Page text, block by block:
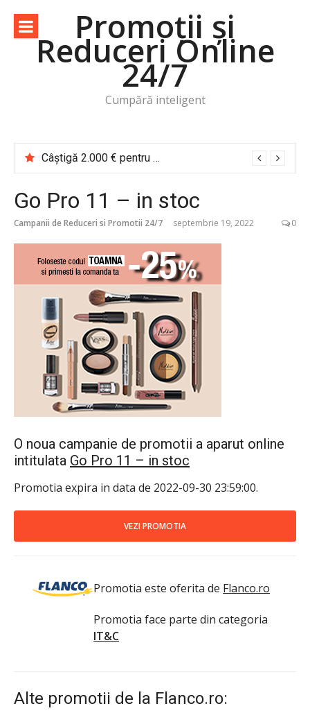
conținut
Promoții și
Reduceri Online
24/7
Cumpără inteligent
Câștigă 2.000 € pentru o vacanță de cititor Cărțile te trimit în călătorie
Go Pro 11 – in stoc
Campanii de Reduceri si Promotii 24/7 septembrie 19, 2022 0
O noua campanie de promotii a aparut online
intitulata Go Pro 11 – in stoc
Promotia expira in data de 2022-09-30 23:59:00.
VEZI PROMOTIA
Promotia este oferita de Flanco.ro
Promotia face parte din categoria
IT&C
Alte promotii de la Flanco.ro: